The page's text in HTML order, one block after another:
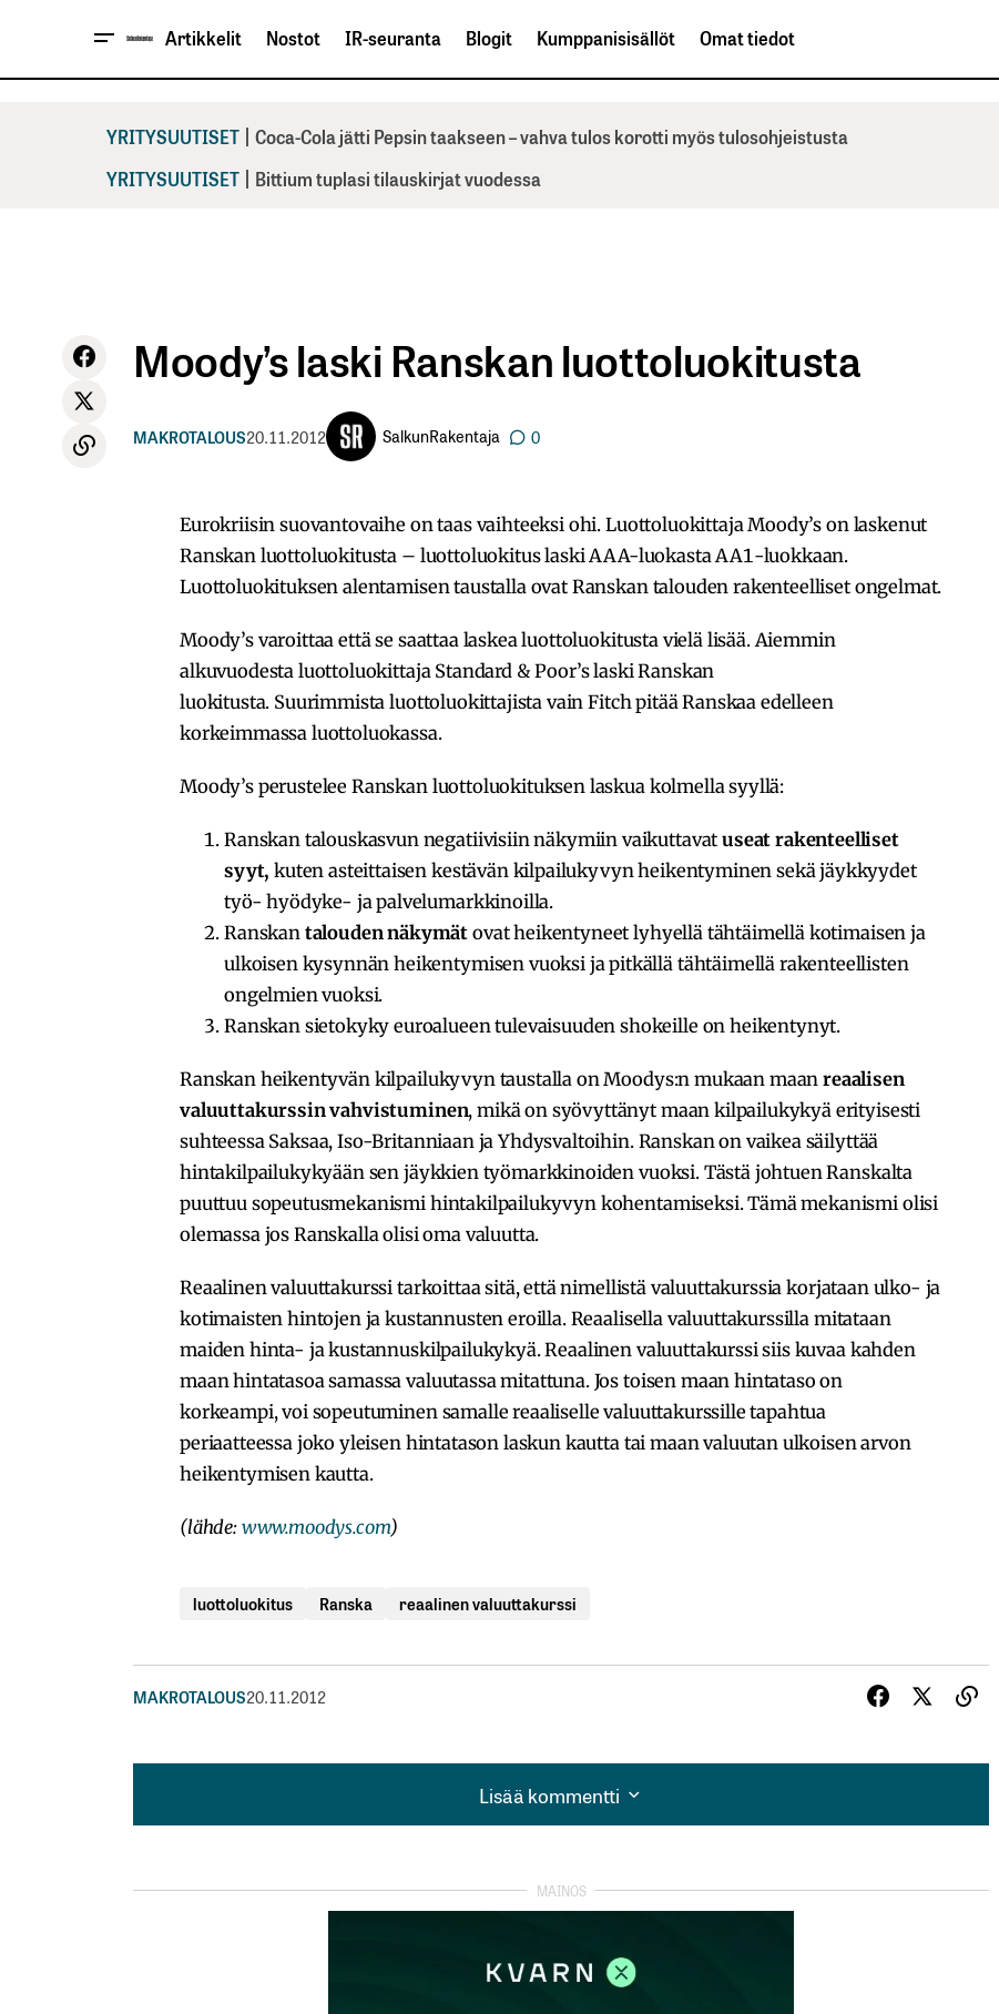
Artikkelit Nostot IR-seuranta Blogit Kumppanisisällöt Omat tiedot
YRITYSUUTISET | Coca-Cola jätti Pepsin taakseen – vahva tulos korotti myös tulosohjeistusta
YRITYSUUTISET | Bittium tuplasi tilauskirjat vuodessa
Moody’s laski Ranskan luottoluokitusta
MAKROTALOUS20.11.2012 SalkunRakentaja 0
Eurokriisin suovantovaihe on taas vaihteeksi ohi. Luottoluokittaja Moody’s on laskenut
Ranskan luottoluokitusta – luottoluokitus laski AAA-luokasta AA1-luokkaan.
Luottoluokituksen alentamisen taustalla ovat Ranskan talouden rakenteelliset ongelmat.
Moody’s varoittaa että se saattaa laskea luottoluokitusta vielä lisää. Aiemmin
alkuvuodesta luottoluokittaja Standard & Poor’s laski Ranskan
luokitusta. Suurimmista luottoluokittajista vain Fitch pitää Ranskaa edelleen
korkeimmassa luottoluokassa.
Moody’s perustelee Ranskan luottoluokituksen laskua kolmella syyllä:
Ranskan talouskasvun negatiivisiin näkymiin vaikuttavatuseat rakenteelliset
syyt, kuten asteittaisen kestävän kilpailukyvyn heikentyminen sekä jäykkyydet
työ- hyödyke- ja palvelumarkkinoilla.
Ranskan talouden näkymät ovat heikentyneet lyhyellä tähtäimellä kotimaisen ja
ulkoisen kysynnän heikentymisen vuoksi ja pitkällä tähtäimellä rakenteellisten
ongelmien vuoksi.
Ranskan sietokyky euroalueen tulevaisuuden shokeille on heikentynyt.
Ranskan heikentyvän kilpailukyvyn taustalla on Moodys:n mukaan maanreaalisen
valuuttakurssin vahvistuminen, mikä on syövyttänyt maan kilpailukykyä erityisesti
suhteessa Saksaa, Iso-Britanniaan ja Yhdysvaltoihin. Ranskan on vaikea säilyttää
hintakilpailukykyään sen jäykkien työmarkkinoiden vuoksi. Tästä johtuen Ranskalta
puuttuu sopeutusmekanismi hintakilpailukyvyn kohentamiseksi. Tämä mekanismi olisi
olemassa jos Ranskalla olisi oma valuutta.
Reaalinen valuuttakurssi tarkoittaa sitä, että nimellistä valuuttakurssia korjataan ulko- ja
kotimaisten hintojen ja kustannusten eroilla. Reaalisella valuuttakurssilla mitataan
maiden hinta- ja kustannuskilpailukykyä. Reaalinen valuuttakurssi siis kuvaa kahden
maan hintatasoa samassa valuutassa mitattuna. Jos toisen maan hintataso on
korkeampi, voi sopeutuminen samalle reaaliselle valuuttakurssille tapahtua
periaatteessa joko yleisen hintatason laskun kautta tai maan valuutan ulkoisen arvon
heikentymisen kautta.
(lähde: www.moodys.com)
luottoluokitus Ranska reaalinen valuuttakurssi
MAKROTALOUS20.11.2012
Lisää kommentti
Lisää kommentti